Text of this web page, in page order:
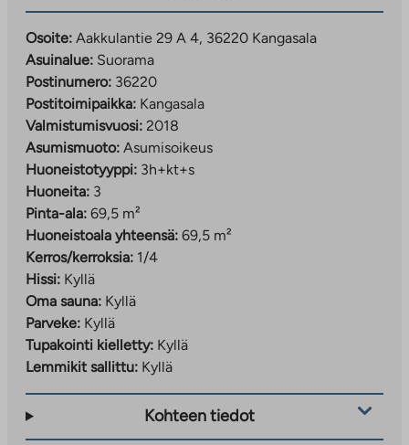
Osoite: Aakkulantie 29 A 4, 36220 Kangasala
Asuinalue: Suorama
Postinumero: 36220
Postitoimipaikka: Kangasala
Valmistumisvuosi: 2018
Asumismuoto: Asumisoikeus
Huoneistotyyppi: 3h+kt+s
Huoneita: 3
Pinta-ala: 69,5 m²
Huoneistoala yhteensä: 69,5 m²
Kerros/kerroksia: 1/4
Hissi: Kyllä
Oma sauna: Kyllä
Parveke: Kyllä
Tupakointi kielletty: Kyllä
Lemmikit sallittu: Kyllä
Kohteen tiedot